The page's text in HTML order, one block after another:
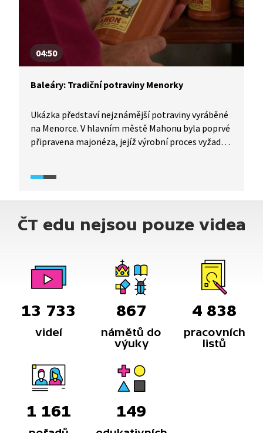
04:50
Baleáry: Tradiční potraviny Menorky
Ukázka představí nejznámější potraviny vyráběné
na Menorce. V hlavním městě Mahonu byla poprvé
připravena majonéza, jejíž výrobní proces vyžaduje
Nejdéle vyráběnou potravinou ostrova je sýr, který
ČT edu nejsou pouze videa
13 733
videí
867
námětů do
výuky
4 838
pracovních
listů
1 161 149